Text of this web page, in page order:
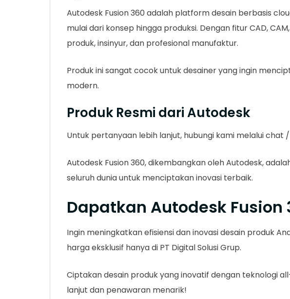
Autodesk Fusion 360 adalah platform desain berbasis
mulai dari konsep hingga produksi. Dengan fitur CAD,
produk, insinyur, dan profesional manufaktur.
Produk ini sangat cocok untuk desainer yang ingin
modern.
Produk Resmi dari Autodesk
Untuk pertanyaan lebih lanjut, hubungi kami melalui chat
Autodesk Fusion 360, dikembangkan oleh Autodesk,
seluruh dunia untuk menciptakan inovasi terbaik.
Dapatkan Autodesk
Ingin meningkatkan efisiensi dan inovasi desain produk
harga eksklusif hanya di PT Digital Solusi Grup.
Ciptakan desain produk yang inovatif dengan teknologi
lanjut dan penawaran menarik!